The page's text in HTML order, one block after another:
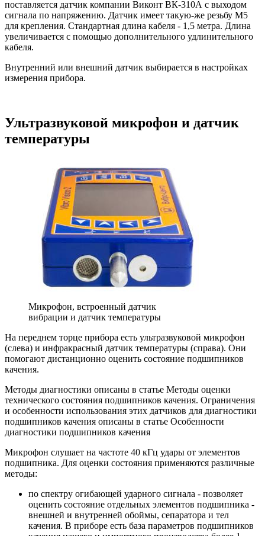
поставляется датчик компании Виконт ВК-310А с выходом
сигнала по напряжению. Датчик имеет такую-же резьбу М5
для крепления. Стандартная длина кабеля - 1,5 метра. Длина
увеличивается с помощью дополнительного удлинительного
кабеля.
Внутренний или внешний датчик выбирается в настройках
измерения прибора.
Ультразвуковой микрофон и датчик
температуры
Микрофон, встроенный датчик
вибрации и датчик температуры
На переднем торце прибора есть ультразвуковой микрофон
(слева) и инфракрасный датчик температуры (справа). Они
помогают дистанционно оценить состояние подшипников
качения.
Методы диагностики описаны в статье Методы оценки
технического состояния подшипников качения. Ограничения
и особенности использования этих датчиков для диагностики
подшипников качения описаны в статье Особенности
диагностики подшипников качения
Микрофон слушает на частоте 40 кГц удары от элементов
подшипника. Для оценки состояния применяются различные
методы:
по спектру огибающей ударного сигнала - позволяет
оценить состояние отдельных элементов подшипника -
внешней и внутренней обоймы, сепаратора и тел
качения. В приборе есть база параметров подшипников